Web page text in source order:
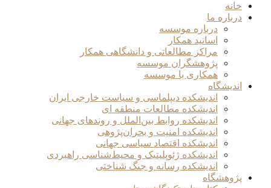
خانه
درباره ما
درباره موسسه
اساتید همکار
مراکز مطالعاتی و دانشگاهی همکار
پژوهشگران موسسه
همکاری با موسسه
اندیشگاه
اندیشکده دیپلماسی و سیاست خارجی ایران
اندیشکده مطالعات منطقه ای
اندیشکده روابط بین‌الملل و روندهای جهانی
اندیشکده امنیت و بحران‌پژوهی
اندیشکده اقتصاد سیاسی جهانی
اندیشکده ژئوپلیتیک و محیط‌شناسی راهبردی
اندیشکده رسانه و جنگ شناختی
پژوهشگاه